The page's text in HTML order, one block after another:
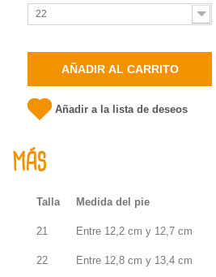
22
AÑADIR AL CARRITO
Añadir a la lista de deseos
MÁS
Talla Medida del pie
21 Entre 12,2 cm y 12,7 cm
22 Entre 12,8 cm y 13,4 cm